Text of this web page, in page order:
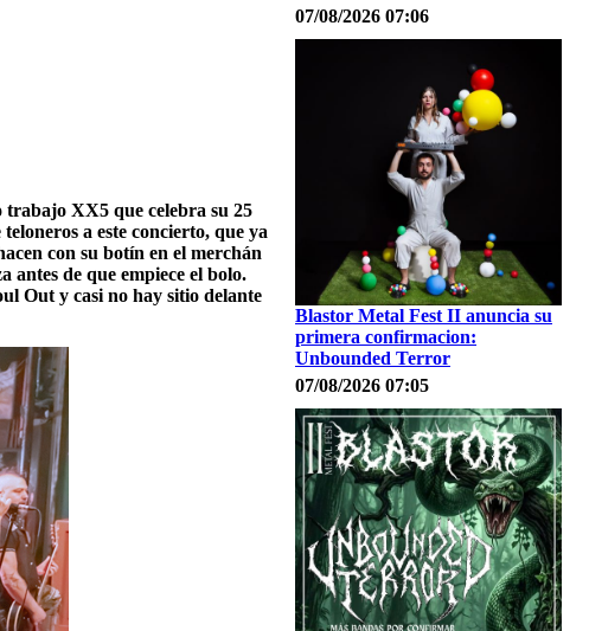
XX5 que celebra su 25
a este concierto, que ya
con su botín en el merchán
antes de que empiece el bolo.
Out y casi no hay sitio delante
07/08/2026 07:06
Blastor Metal Fest II anuncia su
primera confirmacion:
Unbounded Terror
07/08/2026 07:05